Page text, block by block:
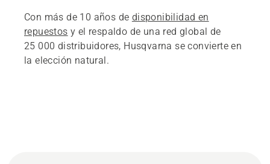
Con más de 10 años de disponibilidad en
repuestos y el respaldo de una red global de
25 000 distribuidores, Husqvarna se convierte en
la elección natural.